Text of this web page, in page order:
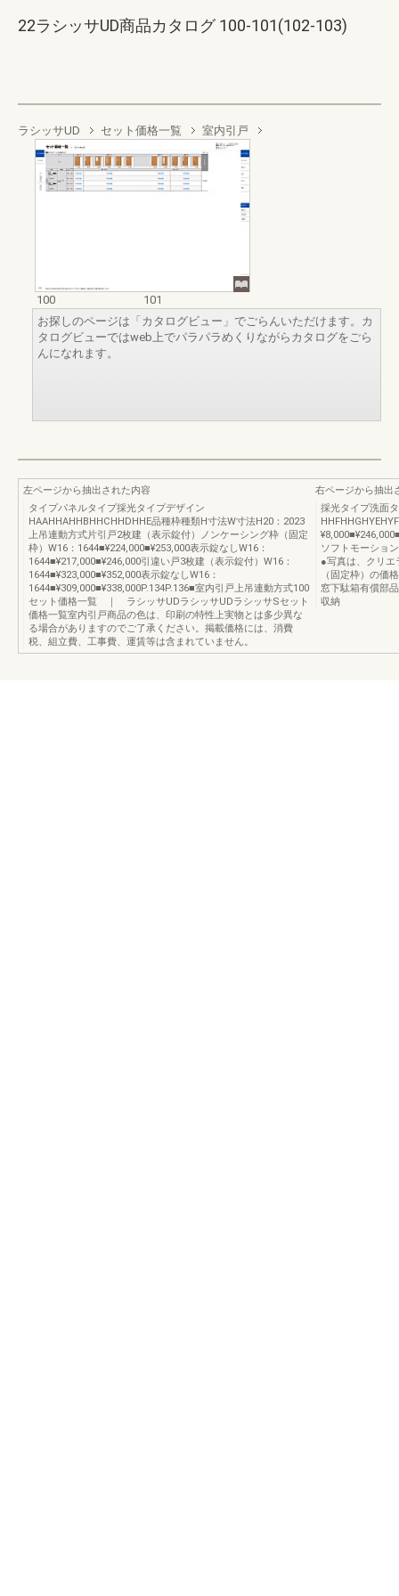
22ラシッサUD商品カタログ 100-101(102-103)
ラシッサUD セット価格一覧 室内引戸
100
101
お探しのページは「カタログビュー」でごらんいただけます。カ
タログビューではweb上でパラパラめくりながらカタログをごら
んになれます。
左ページから抽出された内容
タイプパネルタイプ採光タイプデザイン
HAAHHAHHBHHCHHDHHE品種枠種類H寸法W寸法H20：2023
上吊連動方式片引戸2枚建（表示錠付）ノンケーシング枠（固定
枠）W16：1644■¥224,000■¥253,000表示錠なしW16：
1644■¥217,000■¥246,000引違い戸3枚建（表示錠付）W16：
1644■¥323,000■¥352,000表示錠なしW16：
1644■¥309,000■¥338,000P.134P.136■室内引戸上吊連動方式100
セット価格一覧 ｜ ラシッサUDラシッサUDラシッサSセット
価格一覧室内引戸商品の色は、印刷の特性上実物とは多少異な
る場合がありますのでご了承ください。掲載価格には、消費
税、組立費、工事費、運賃等は含まれていません。
右ページから抽出
採光タイプ洗面
ソフトモーショ
●写真は、クリ
（固定枠）の価
窓下駄箱有償部
収納